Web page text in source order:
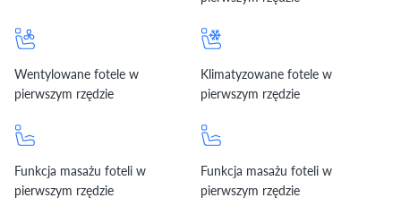
Wentylowane fotele w
pierwszym rzędzie
Klimatyzowane fotele w
pierwszym rzędzie
Funkcja masażu foteli w
pierwszym rzędzie
Funkcja masażu foteli w
pierwszym rzędzie